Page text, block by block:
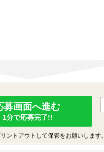
募画面へ進む
1分で応募完了!!
ントアウトして保管をお願いします。